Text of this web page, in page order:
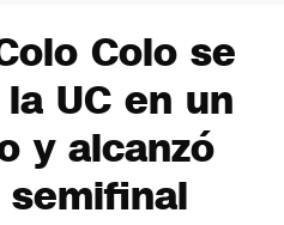
Colo se
UC en un
y alcanzó